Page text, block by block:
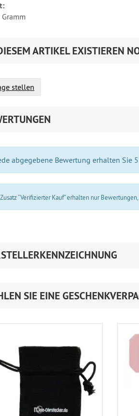
ARTIKEL EXISTIEREN
stellen
abgegebene Bewertung erhalten Sie
“Verifizierter Kauf” erhalten nur
SIE EINE